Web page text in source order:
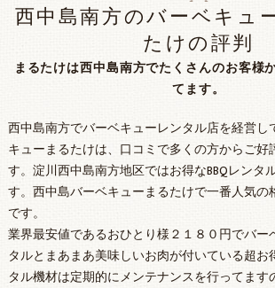
まるたけは西中島南方でたくさんのお客様
てます。
西中島南方のバーベキュ
たけの評判
西中島南方でバーベキューレンタル店を経営し
キューまるたけは、口コミで多くの方からご好
す。淀川西中島南方地区ではお得なBBQレンタ
す。西中島バーベキューまるたけで一番人気の
です。
業界最安値であるおひとり様２１８０円でバー
タルとまあまあ美味しいお肉が付いている超お
タル機材は定期的にメンテナンスを行ってます